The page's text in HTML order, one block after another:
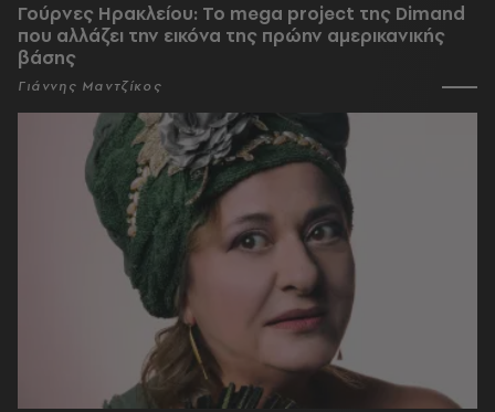
Γούρνες Ηρακλείου: To mega project της Dimand
που αλλάζει την εικόνα της πρώην αμερικανικής
βάσης
Γιάννης Μαντζίκος